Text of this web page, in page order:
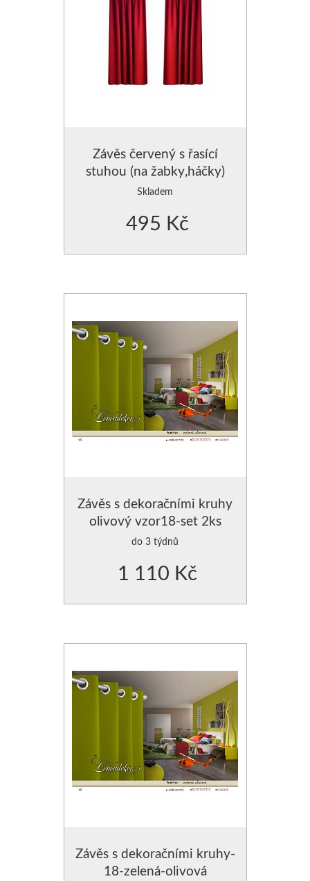
Závěs červený s řasící
stuhou (na žabky,háčky)
Skladem
495 Kč
Závěs s dekoračními kruhy
olivový vzor18-set 2ks
do 3 týdnů
1 110 Kč
Závěs s dekoračními kruhy-
18-zelená-olivová